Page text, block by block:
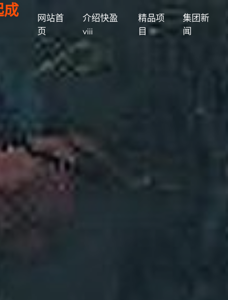
成
网站首
页
介绍快盈
viii
精品项
目
集团新
闻